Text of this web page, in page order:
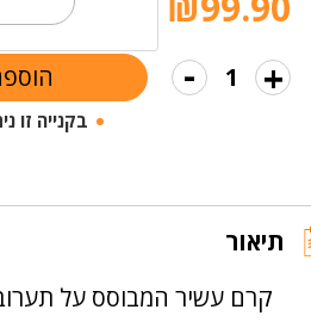
+ כמות
מתיחה
-
בקנייה זו
תיאור
קרם עשיר המבוסס על